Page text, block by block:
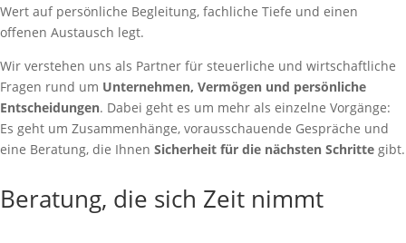
Wert auf persönliche Begleitung, fachliche Tiefe und einen
offenen Austausch legt.
Wir verstehen uns als Partner für steuerliche und wirtschaftliche
Fragen rund um Unternehmen, Vermögen und persönliche
Entscheidungen. Dabei geht es um mehr als einzelne Vorgänge:
Es geht um Zusammenhänge, vorausschauende Gespräche und
eine Beratung, die Ihnen Sicherheit für die nächsten Schritte gibt.
Beratung, die sich Zeit nimmt